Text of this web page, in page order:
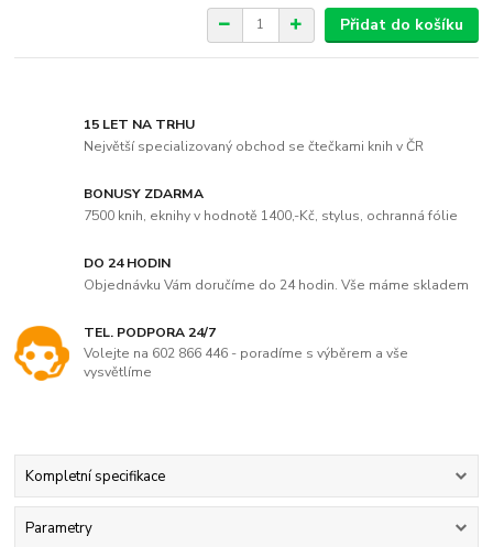
Přidat do košíku
15 LET NA TRHU
Největší specializovaný obchod se čtečkami knih v ČR
BONUSY ZDARMA
7500 knih, eknihy v hodnotě 1400,-Kč, stylus, ochranná fólie
DO 24 HODIN
Objednávku Vám doručíme do 24 hodin. Vše máme skladem
TEL. PODPORA 24/7
Volejte na 602 866 446 - poradíme s výběrem a vše
vysvětlíme
Kompletní specifikace
Parametry